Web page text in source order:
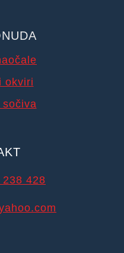
okviri
sočiva
428